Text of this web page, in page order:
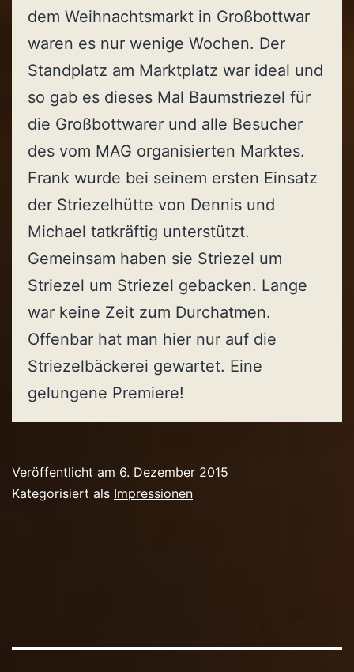
dem Weihnachtsmarkt in Großbottwar
waren es nur wenige Wochen. Der
Standplatz am Marktplatz war ideal und
so gab es dieses Mal Baumstriezel für
die Großbottwarer und alle Besucher
des vom MAG organisierten Marktes.
Frank wurde bei seinem ersten Einsatz
der Striezelhütte von Dennis und
Michael tatkräftig unterstützt.
Gemeinsam haben sie Striezel um
Striezel um Striezel gebacken. Lange
war keine Zeit zum Durchatmen.
Offenbar hat man hier nur auf die
Striezelbäckerei gewartet. Eine
gelungene Premiere!
Veröffentlicht am 6. Dezember 2015
Kategorisiert als Impressionen